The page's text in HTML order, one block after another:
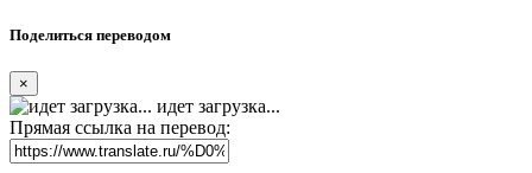
Поделиться переводом
×
идет загрузка...
Прямая ссылка на перевод: